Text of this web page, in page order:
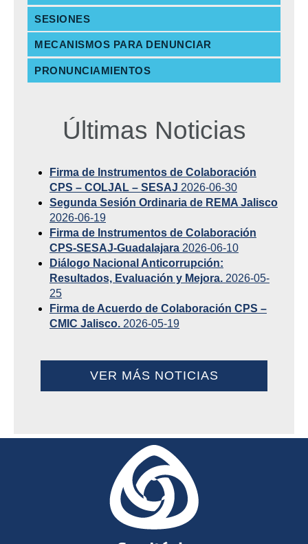
SESIONES
MECANISMOS PARA DENUNCIAR
PRONUNCIAMIENTOS
Últimas Noticias
Firma de Instrumentos de Colaboración
CPS – COLJAL – SESAJ 2026-06-30
Segunda Sesión Ordinaria de REMA Jalisco
2026-06-19
Firma de Instrumentos de Colaboración
CPS-SESAJ-Guadalajara 2026-06-10
Diálogo Nacional Anticorrupción:
Resultados, Evaluación y Mejora. 2026-05-
25
Firma de Acuerdo de Colaboración CPS –
CMIC Jalisco. 2026-05-19
VER MÁS NOTICIAS